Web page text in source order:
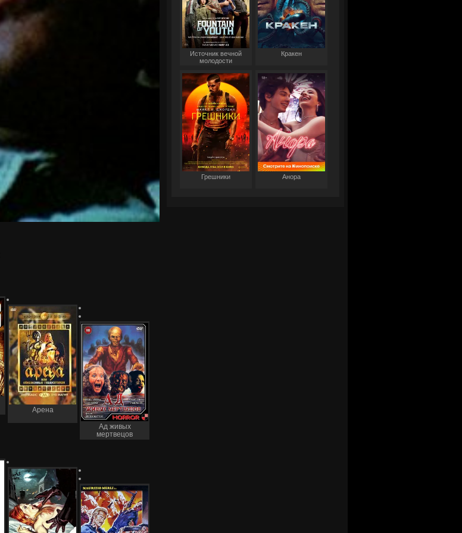
Арена
Ад живых
мертвецов
Источник вечной
молодости
Кракен
Грешники Анора